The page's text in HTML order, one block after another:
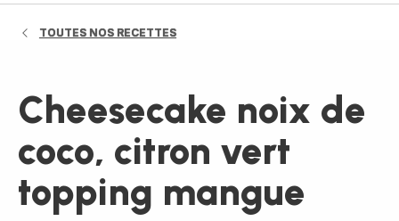
TOUTES NOS RECETTES
Cheesecake noix de
coco, citron vert
topping mangue